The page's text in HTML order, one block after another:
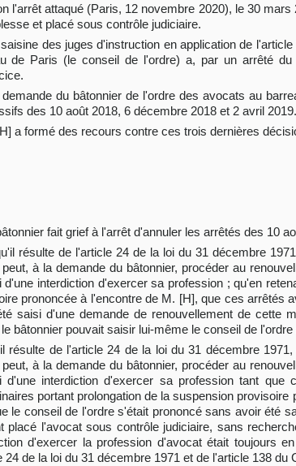
l'arrêt attaqué (Paris, 12 novembre 2020), le 30
et placé sous contrôle judiciaire.
des juges d'instruction en application de
de Paris (le conseil de l'ordre) a, par un arrêté
demande du bâtonnier de l'ordre des avocats au
des 10 août 2018, 6 décembre 2018 et 2 avril 2019.
a formé des recours contre ces trois dernières
fait grief à l'arrêt d'annuler les arrêtés des 10
résulte de l'article 24 de la loi du 31 décembre
peut, à la demande du bâtonnier, procéder au
d'une interdiction d'exercer sa profession ; qu'en
prononcée à l'encontre de M. [H], que ces arrêtés
saisi d'une demande de renouvellement de cette
bâtonnier pouvait saisir lui-même le conseil de
résulte de l'article 24 de la loi du 31 décembre
peut, à la demande du bâtonnier, procéder au
d'une interdiction d'exercer sa profession tant
portant prolongation de la suspension
le conseil de l'ordre s'était prononcé sans avoir été
placé l'avocat sous contrôle judiciaire, sans
d'exercer la profession d'avocat était toujours
24 de la loi du 31 décembre 1971 et de l'article 138 du